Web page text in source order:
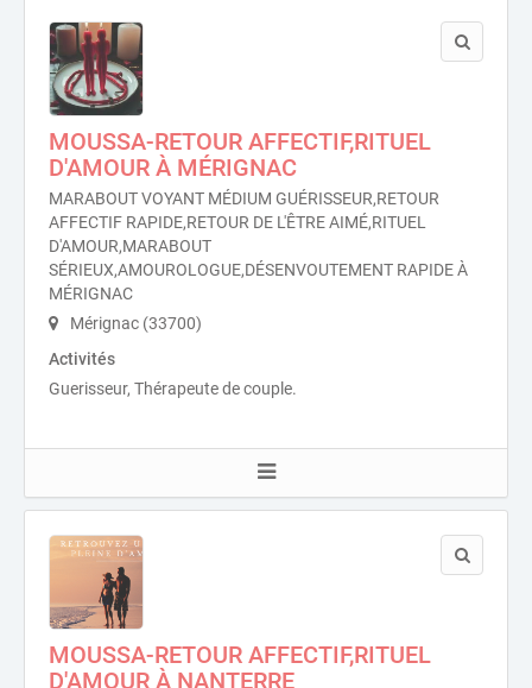
MOUSSA-RETOUR AFFECTIF,RITUEL
D'AMOUR À MÉRIGNAC
MARABOUT VOYANT MÉDIUM GUÉRISSEUR,RETOUR
AFFECTIF RAPIDE,RETOUR DE L'ÊTRE AIMÉ,RITUEL
D'AMOUR,MARABOUT
SÉRIEUX,AMOUROLOGUE,DÉSENVOUTEMENT RAPIDE À
MÉRIGNAC
Mérignac (33700)
Activités
Guerisseur, Thérapeute de couple.
MOUSSA-RETOUR AFFECTIF,RITUEL
D'AMOUR À NANTERRE